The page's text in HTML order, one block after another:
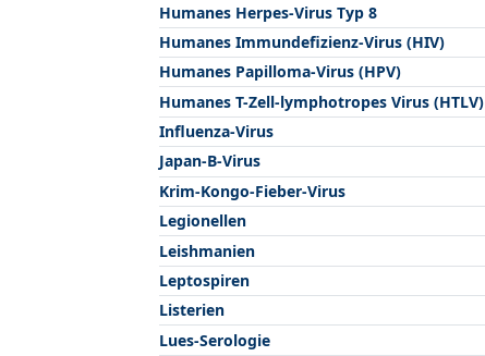
Humanes Herpes-Virus Typ 8
Humanes Immundefizienz-Virus (HIV)
Humanes Papilloma-Virus (HPV)
Humanes T-Zell-lymphotropes Virus (HTLV)
Influenza-Virus
Japan-B-Virus
Krim-Kongo-Fieber-Virus
Legionellen
Leishmanien
Leptospiren
Listerien
Lues-Serologie